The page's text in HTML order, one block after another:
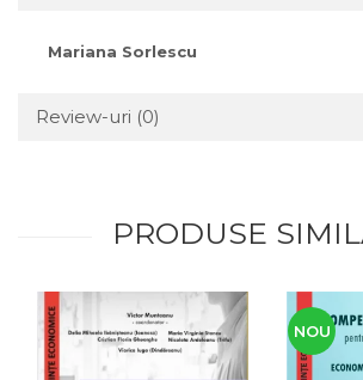
Mariana Sorlescu
Review-uri (0)
PRODUSE
NOU